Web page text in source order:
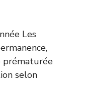
Les
prématurée
selon